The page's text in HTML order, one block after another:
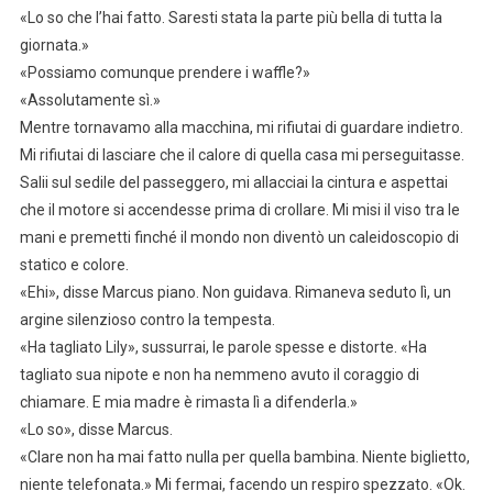
«Lo so che l’hai fatto. Saresti stata la parte più bella di tutta la
giornata.»
«Possiamo comunque prendere i waffle?»
«Assolutamente sì.»
Mentre tornavamo alla macchina, mi rifiutai di guardare indietro.
Mi rifiutai di lasciare che il calore di quella casa mi perseguitasse.
Salii sul sedile del passeggero, mi allacciai la cintura e aspettai
che il motore si accendesse prima di crollare. Mi misi il viso tra le
mani e premetti finché il mondo non diventò un caleidoscopio di
statico e colore.
«Ehi», disse Marcus piano. Non guidava. Rimaneva seduto lì, un
argine silenzioso contro la tempesta.
«Ha tagliato Lily», sussurrai, le parole spesse e distorte. «Ha
tagliato sua nipote e non ha nemmeno avuto il coraggio di
chiamare. E mia madre è rimasta lì a difenderla.»
«Lo so», disse Marcus.
«Clare non ha mai fatto nulla per quella bambina. Niente biglietto,
niente telefonata.» Mi fermai, facendo un respiro spezzato. «Ok.